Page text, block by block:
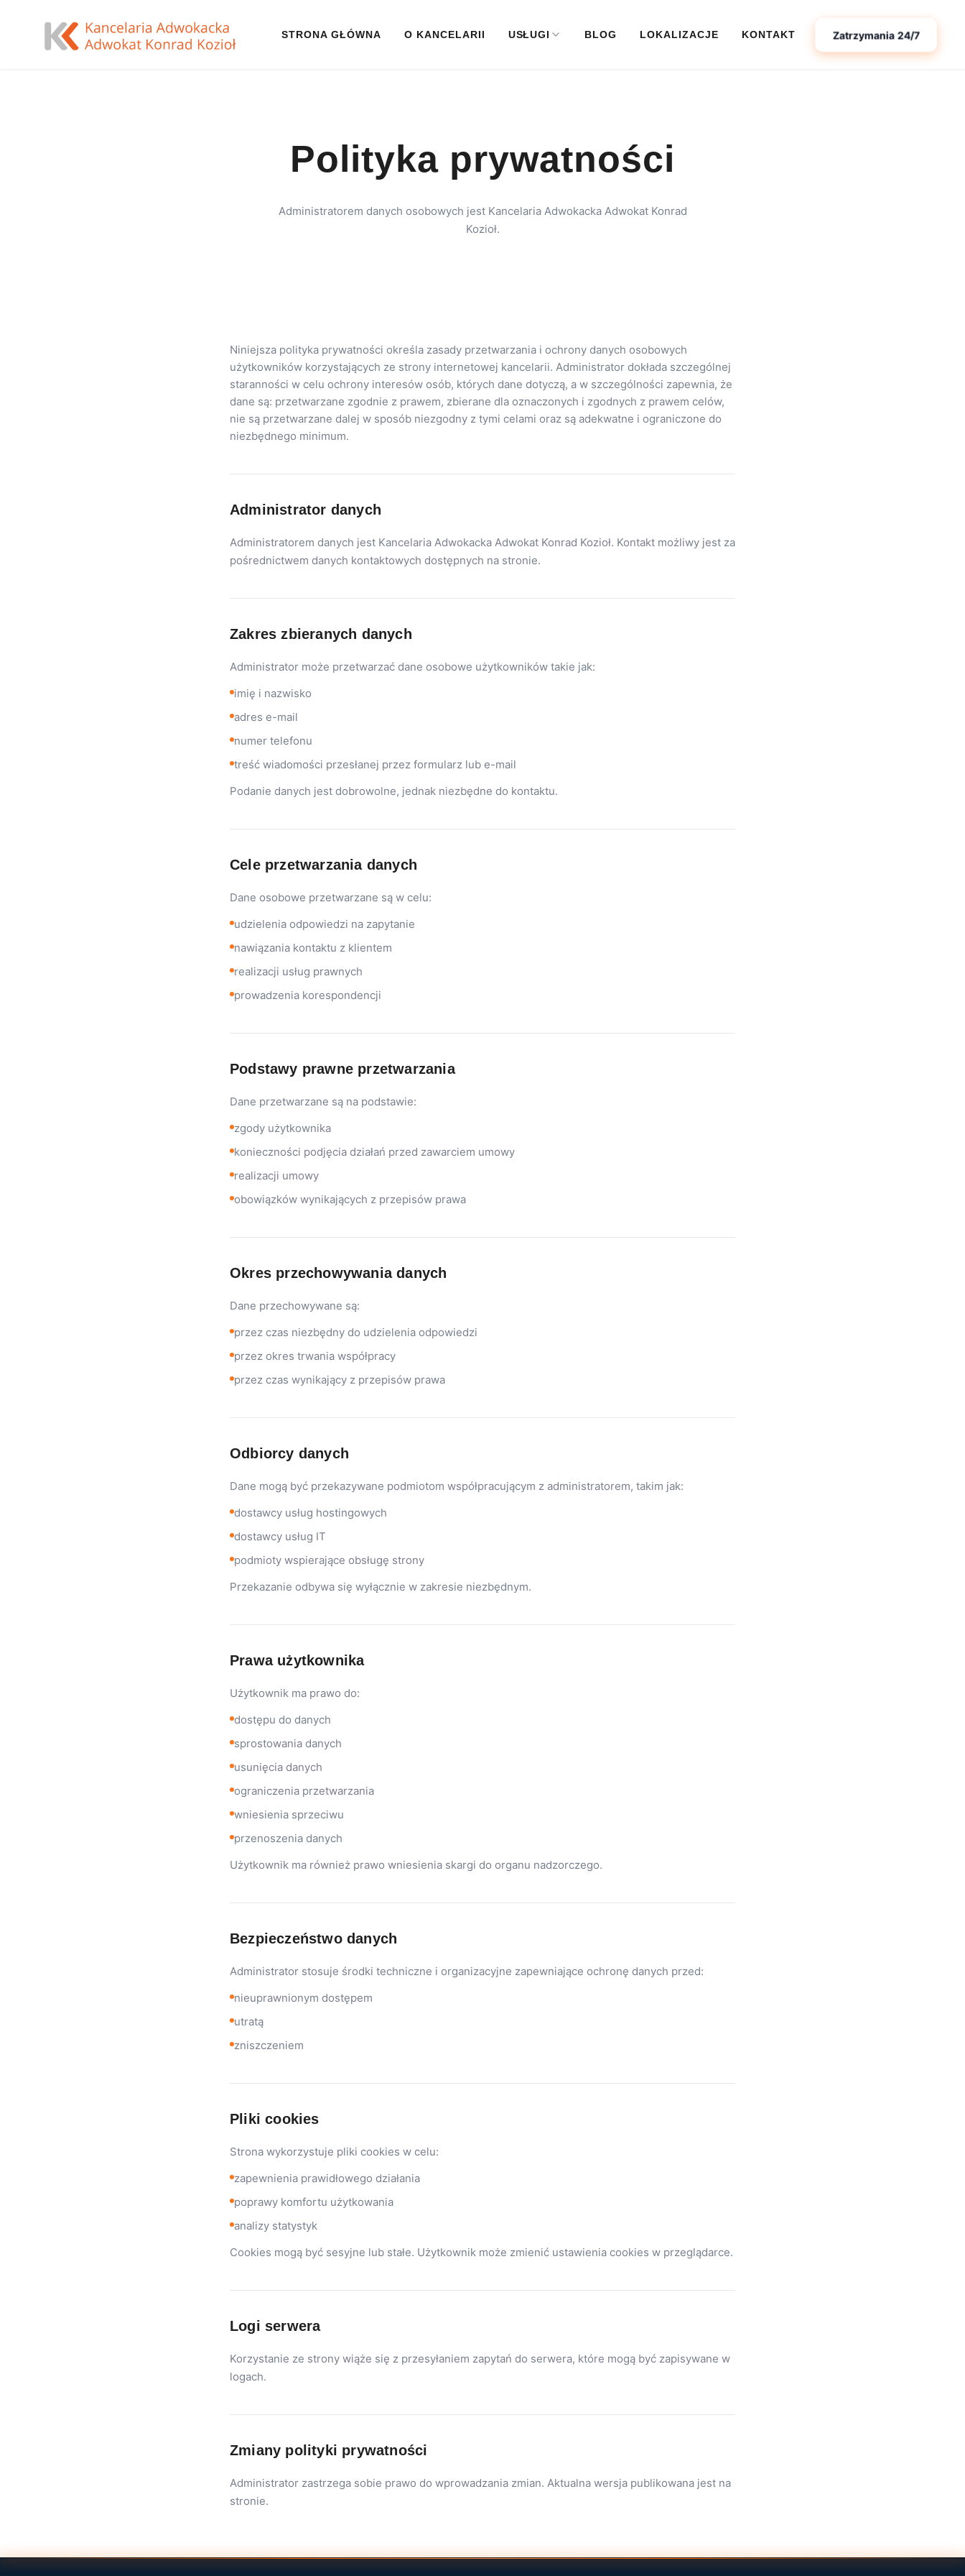
STRONA GŁÓWNA O KANCELARII USŁUGI BLOG LOKALIZACJE KONTAKT Zatrzymania 24/7
Polityka prywatności
Administratorem danych osobowych jest Kancelaria Adwokacka Adwokat Konrad
Kozioł.
Niniejsza polityka prywatności określa zasady przetwarzania i ochrony danych osobowych
użytkowników korzystających ze strony internetowej kancelarii. Administrator dokłada szczególnej
staranności w celu ochrony interesów osób, których dane dotyczą, a w szczególności zapewnia, że
dane są: przetwarzane zgodnie z prawem, zbierane dla oznaczonych i zgodnych z prawem celów,
nie są przetwarzane dalej w sposób niezgodny z tymi celami oraz są adekwatne i ograniczone do
niezbędnego minimum.
Administrator danych
Administratorem danych jest Kancelaria Adwokacka Adwokat Konrad Kozioł. Kontakt możliwy jest za
pośrednictwem danych kontaktowych dostępnych na stronie.
Zakres zbieranych danych
Administrator może przetwarzać dane osobowe użytkowników takie jak:
imię i nazwisko
adres e-mail
numer telefonu
treść wiadomości przesłanej przez formularz lub e-mail
Podanie danych jest dobrowolne, jednak niezbędne do kontaktu.
Cele przetwarzania danych
Dane osobowe przetwarzane są w celu:
udzielenia odpowiedzi na zapytanie
nawiązania kontaktu z klientem
realizacji usług prawnych
prowadzenia korespondencji
Podstawy prawne przetwarzania
Dane przetwarzane są na podstawie:
zgody użytkownika
konieczności podjęcia działań przed zawarciem umowy
realizacji umowy
obowiązków wynikających z przepisów prawa
Okres przechowywania danych
Dane przechowywane są:
przez czas niezbędny do udzielenia odpowiedzi
przez okres trwania współpracy
przez czas wynikający z przepisów prawa
Odbiorcy danych
Dane mogą być przekazywane podmiotom współpracującym z administratorem, takim jak:
dostawcy usług hostingowych
dostawcy usług IT
podmioty wspierające obsługę strony
Przekazanie odbywa się wyłącznie w zakresie niezbędnym.
Prawa użytkownika
Użytkownik ma prawo do:
dostępu do danych
sprostowania danych
usunięcia danych
ograniczenia przetwarzania
wniesienia sprzeciwu
przenoszenia danych
Użytkownik ma również prawo wniesienia skargi do organu nadzorczego.
Bezpieczeństwo danych
Administrator stosuje środki techniczne i organizacyjne zapewniające ochronę danych przed:
nieuprawnionym dostępem
utratą
zniszczeniem
Pliki cookies
Strona wykorzystuje pliki cookies w celu:
zapewnienia prawidłowego działania
poprawy komfortu użytkowania
analizy statystyk
Cookies mogą być sesyjne lub stałe. Użytkownik może zmienić ustawienia cookies w przeglądarce.
Logi serwera
Korzystanie ze strony wiąże się z przesyłaniem zapytań do serwera, które mogą być zapisywane w
logach.
Zmiany polityki prywatności
Administrator zastrzega sobie prawo do wprowadzania zmian. Aktualna wersja publikowana jest na
stronie.